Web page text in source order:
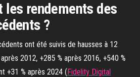
les rendements des
?
ont été suivis de hausses à 12
2012, +285 % après 2016, +540 %
+31 % après 2024 (Fidelity Digital